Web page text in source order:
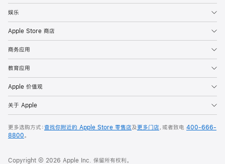
娱乐
Apple Store 商店
商务应用
教育应用
Apple 价值观
关于 Apple
更多选购方式：查找你附近的 Apple Store 零售店及更多门店，或者致电 400-666-
8800。
Copyright © 2026 Apple Inc. 保留所有权利。